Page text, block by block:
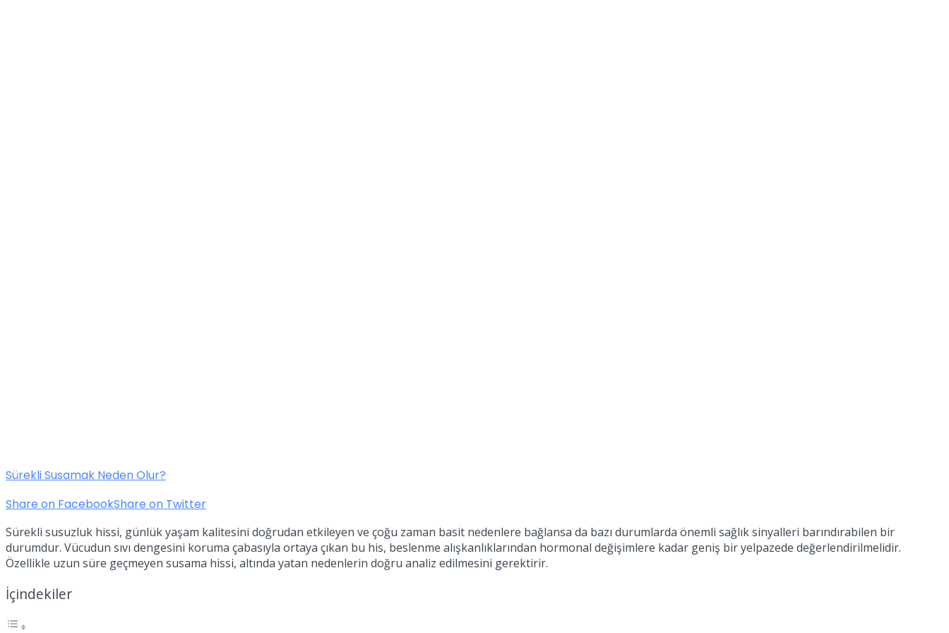
Sürekli Susamak Neden Olur?
Share on FacebookShare on Twitter
Sürekli susuzluk hissi, günlük yaşam kalitesini doğrudan etkileyen ve çoğu zaman basit nedenlere bağlansa da bazı durumlarda önemli sağlık sinyalleri barındırabilen bir
durumdur. Vücudun sıvı dengesini koruma çabasıyla ortaya çıkan bu his, beslenme alışkanlıklarından hormonal değişimlere kadar geniş bir yelpazede değerlendirilmelidir.
Özellikle uzun süre geçmeyen susama hissi, altında yatan nedenlerin doğru analiz edilmesini gerektirir.
İçindekiler